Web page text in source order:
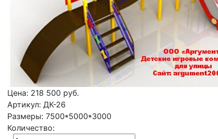
Цена: 218 500 руб.
Артикул: ДК-26
Размеры: 7500*5000*3000
Количество: